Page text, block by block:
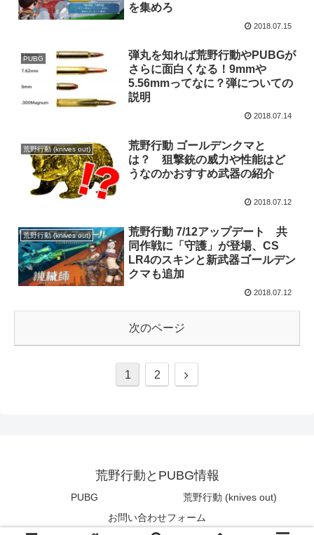
を集めろ
2018.07.15
PUBG
弾丸を知れば荒野行動やPUBGが
さらに面白くなる！9mmや
5.56mmってなに？弾についての
説明
2018.07.14
荒野行動 (knives out)
荒野行動 ゴールデンクマと
は？ 狙撃銃の威力や性能はど
うなのかおすすめ武器の紹介
2018.07.12
荒野行動 (knives out)
荒野行動 7/12アップデート 共
同作戦に「守護」が登場、CS
LR4のスキンと新武器ゴールデン
クマも追加
2018.07.12
次のページ
1 2
荒野行動とPUBG情報
PUBG
荒野行動 (knives out)
お問い合わせフォーム